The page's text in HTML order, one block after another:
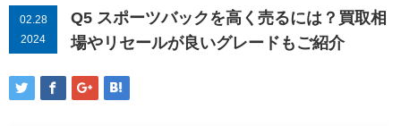
02.28
2024
Q5 スポーツバックを高く売るには？買取相
場やリセールが良いグレードもご紹介